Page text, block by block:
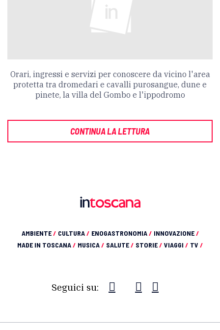
Orari, ingressi e servizi per conoscere da vicino l'area
protetta tra dromedari e cavalli purosangue, dune e
pinete, la villa del Gombo e l'ippodromo
CONTINUA LA LETTURA
AMBIENTE/ CULTURA/ ENOGASTRONOMIA/ INNOVAZIONE/
MADE IN TOSCANA/ MUSICA/ SALUTE/ STORIE/ VIAGGI / TV /
Seguici su: